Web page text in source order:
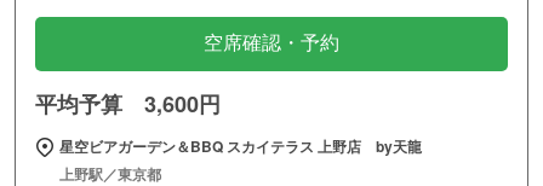
空席確認・予約
平均予算 3,600円
星空ビアガーデン＆BBQ スカイテラス 上野店 by天龍
上野駅／東京都